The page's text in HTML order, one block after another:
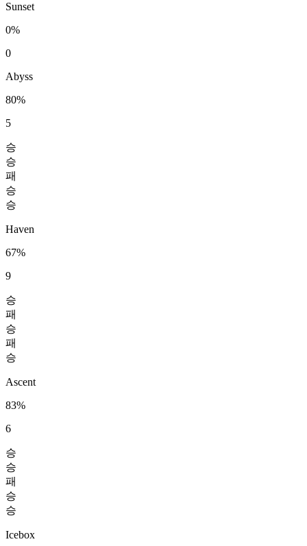
Sunset
0%
0
Abyss
80%
5
승
승
패
승
승
Haven
67%
9
승
패
승
패
승
Ascent
83%
6
승
승
패
승
승
Icebox